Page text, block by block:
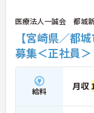
医療法人一誠会 都城
【宮崎県／都
募集＜正社員＞
給料 月収